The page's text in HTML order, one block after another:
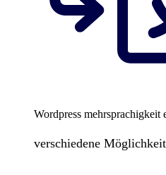
Wordpress mehrsprachigkeit
verschiedene